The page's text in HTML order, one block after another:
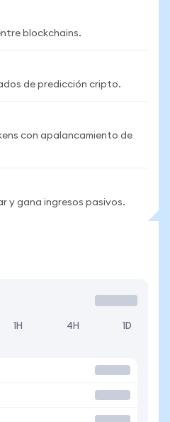
blockchains.
de predicción cripto.
con apalancamiento de
y gana ingresos pasivos.
1H 4H 1D